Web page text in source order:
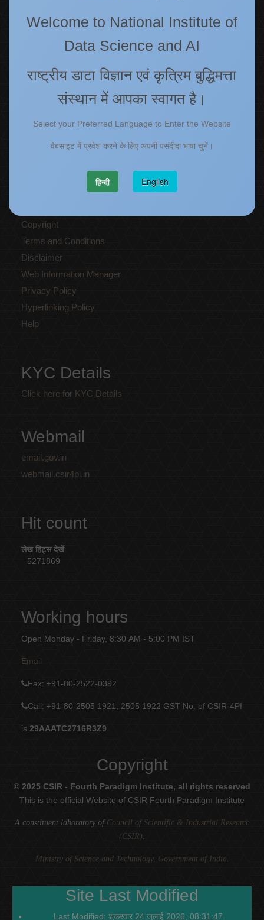
Welcome to National Institute of
Data Science and AI
राष्ट्रीय डाटा विज्ञान एवं कृत्रिम बुद्धिमत्ता
संस्थान में आपका स्वागत है।
Select your Preferred Language to Enter the Website
वेबसाइट में प्रवेश करने के लिए अपनी पसंदीदा भाषा चुनें।
हिन्दी English
Tenders
Right to Information
Past Events/Seminars
Staff Annual Property Returns
Vidya Lakshmi Portal (VLP)
Copyright
Terms and Conditions
Disclaimer
Web Information Manager
Privacy Policy
Hyperlinking Policy
Help
KYC Details
Click here for KYC Details
Webmail
email.gov.in
webmail.csir4pi.in
Hit count
लेख हिट्स देखें
5271869
Working hours
Open Monday - Friday, 8:30 AM - 5:00 PM IST
Email
Fax: +91-80-2522-0392
Call: +91-80-2505 1921, 2505 1922 GST No. of CSIR-4PI
is29AAATC2716R3Z9
Copyright
© 2025 CSIR - Fourth Paradigm Institute, all rights reserved
This is the official Website of CSIR Fourth Paradigm Institute
A constituent laboratory of Council of Scientific & Industrial Research
(CSIR).
Ministry of Science and Technology, Government of India.
Site Last Modified
Last Modified: शुक्रवार 24 जुलाई 2026, 08:31:47.